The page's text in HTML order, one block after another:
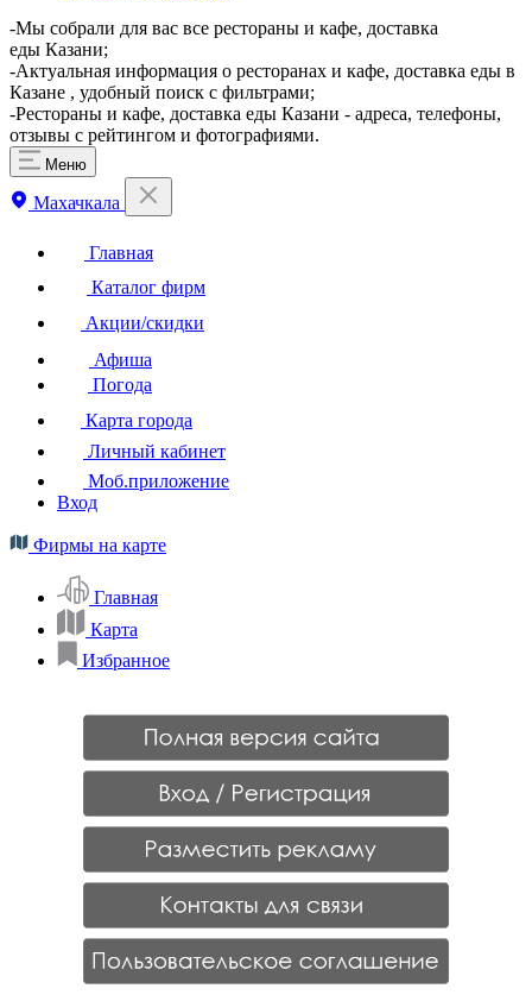
-Мы собрали для вас все рестораны и кафе, доставка
еды Казани;
-Актуальная информация о ресторанах и кафе, доставка еды в
Казане , удобный поиск с фильтрами;
-Рестораны и кафе, доставка еды Казани - адреса, телефоны,
отзывы с рейтингом и фотографиями.
Меню
Махачкала
Главная
Каталог фирм
Акции/скидки
Афиша
Погода
Карта города
Личный кабинет
Моб.приложение
Вход
Фирмы на карте
Главная
Карта
Избранное